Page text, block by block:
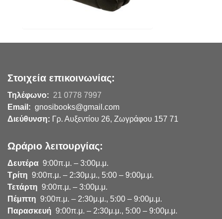
Στοιχεία επικοινωνίας:
Τηλέφωνο: 21 0778 7997
Email: gnosibooks@gmail.com
Διεύθυνση: Γρ. Αυξεντίου 26, Ζωγράφου 157 71
Ωράριο λειτουργίας:
Δευτέρα 9:00π.μ. – 3:00μ.μ.
Τρίτη 9:00π.μ. – 2:30μ.μ., 5:00 – 9:00μ.μ.
Τετάρτη 9:00π.μ. – 3:00μ.μ.
Πέμπτη 9:00π.μ. – 2:30μ.μ., 5:00 – 9:00μ.μ.
Παρασκευή 9:00π.μ. – 2:30μ.μ., 5:00 – 9:00μ.μ.